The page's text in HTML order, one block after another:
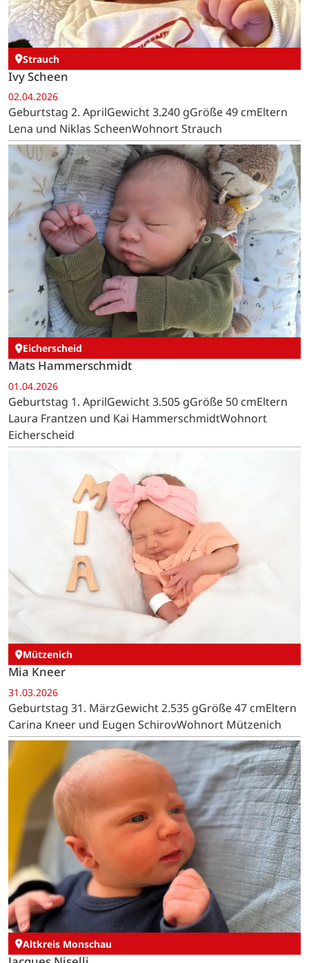
Strauch
Ivy Scheen
02.04.2026
Geburtstag 2. AprilGewicht 3.240 gGröße 49 cmEltern
Lena und Niklas ScheenWohnort Strauch
Eicherscheid
Mats Hammerschmidt
01.04.2026
Geburtstag 1. AprilGewicht 3.505 gGröße 50 cmEltern
Laura Frantzen und Kai HammerschmidtWohnort
Eicherscheid
Mützenich
Mia Kneer
31.03.2026
Geburtstag 31. MärzGewicht 2.535 gGröße 47 cmEltern
Carina Kneer und Eugen SchirovWohnort Mützenich
Altkreis Monschau